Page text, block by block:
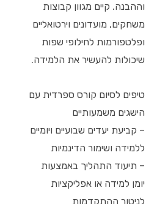
וההבנה. קיים מגוון קבוצות
משחקים, מועדונים וירטואליים
ופלטפורמות לחילופי שפות
שיכולות להעשיר את הלמידה.
טיפים לסיום קורס ספרדית עם
הישגים משמעותיים
– קביעת יעדים שבועיים ויומיים
ללמידה ושימור הדינמיות
– תיעוד התהליך באמצעות
יומן למידה או אפליקציות
לניטור ההתקדמות